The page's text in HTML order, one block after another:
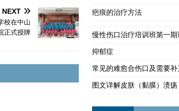
NEXT
校在中山
正式授牌
疤痕的治疗方法
慢性伤口治疗培训班第一期
抑郁症
常见的难愈合伤口及需要
图文详解皮肤（黏膜）溃疡